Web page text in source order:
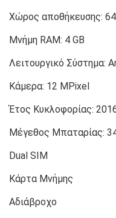
Χώρος αποθήκευσης:
Μνήμη RAM: 4 GB
Λειτουργικό Σύστημα:
Κάμερα: 12 MPixel
Έτος Κυκλοφορίας:
Μέγεθος Μπαταρίας:
Dual SIM
Κάρτα Μνήμης
Αδιάβροχο